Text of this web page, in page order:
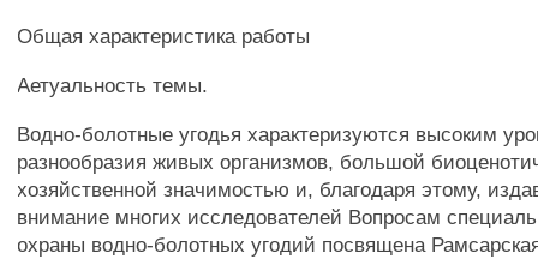
Общая характеристика работы
Аетуальность темы.
Водно-болотные угодья характеризуются высоким
разнообразия живых организмов, большой
хозяйственной значимостью и, благодаря этому,
внимание многих исследователей Вопросам
охраны водно-болотных угодий посвящена